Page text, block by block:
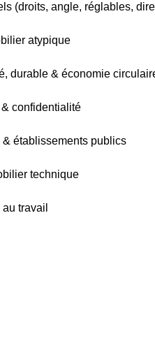
(droits, angle, réglables,
atypique
durable & économie
confidentialité
établissements publics
technique
travail